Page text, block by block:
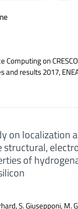
Computing on
and results 2017,
on localization
structural,
of
S. Giusepponi, M.